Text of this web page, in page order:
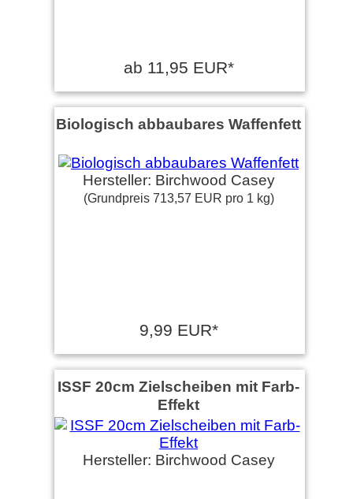
ab 11,95 EUR*
Biologisch abbaubares Waffenfett
Hersteller: Birchwood Casey
(Grundpreis 713,57 EUR pro 1 kg)
9,99 EUR*
ISSF 20cm Zielscheiben mit Farb-
Effekt
Hersteller: Birchwood Casey